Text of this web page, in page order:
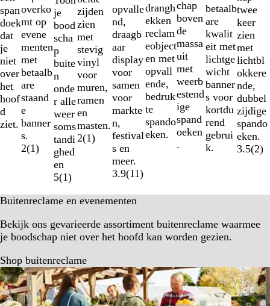
span
doek
dat
je
niet
over
het
hoof
d
ziet.
overko
mt op
evene
menten
met
betaalb
are
staand
e
banner
s.
2(1)
je
bood
scha
p
buite
n
onde
r alle
weer
soms
tandi
ghed
en
5(1)
zijden
zien
met
stevig
vinyl
voor
muren,
ramen
en
masten.
2(1)
opvalle
nd,
draagb
aar
display
voor
samen
voor
markte
n,
festival
s en
meer.
3.9(11)
drangh
ekken
reclam
eobject
en met
opvall
ende,
bedruk
te
spando
eken.
chap
boven
de
massa
uit
met
weerb
estend
ige
spand
oeken
.
betaalb
are
kwalit
eit met
lichtge
wicht
banner
s voor
kortdu
rend
gebrui
k.
twee
keer
zien
met
lichtbl
okkere
nde,
dubbel
zijdige
spando
eken.
3.5(2)
Buitenreclame en evenementen
Bekijk ons gevarieerde assortiment buitenreclame waarmee
je boodschap niet over het hoofd kan worden gezien.
Shop buitenreclame